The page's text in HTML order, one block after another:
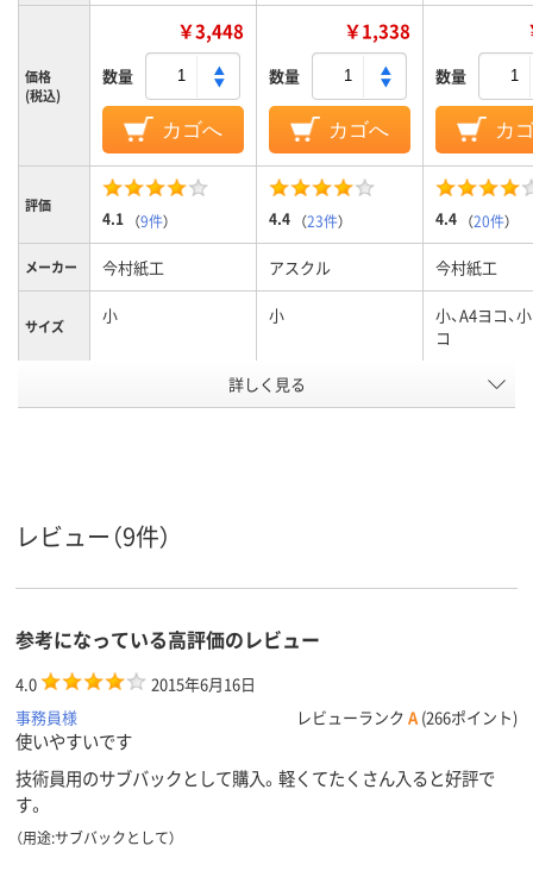
価格
(税込)
￥3,448
数量
カゴへ
￥1,338
数量
カゴへ
数量
カ
評価
4.1 （9件） 4.4 （23件） 4.4 （20件）
メーカー 今村紙工 アスクル 今村紙工
サイズ 小 小
小、A4ヨコ、
コ
ブラック系 ブラック系
商品環境
詳しく見る
レビュー（9件）
参考になっている高評価のレビュー
4.0
2015年6月16日
事務員様
レビューランク A (266ポイント)
使いやすいです
技術員用のサブバックとして購入。軽くてたくさん入ると好評で
す。
（用途:サブバックとして）